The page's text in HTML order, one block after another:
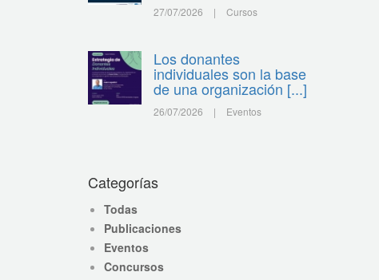
27/07/2026 | Cursos
Los donantes
individuales son la base
de una organización [...]
26/07/2026 | Eventos
Categorías
Todas
Publicaciones
Eventos
Concursos